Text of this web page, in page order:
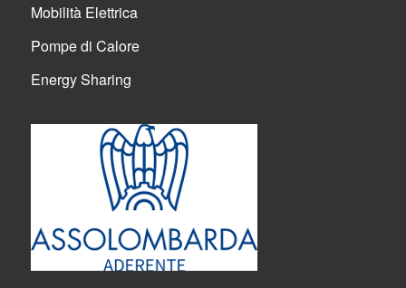
Mobilità Elettrica
Pompe di Calore
Energy Sharing